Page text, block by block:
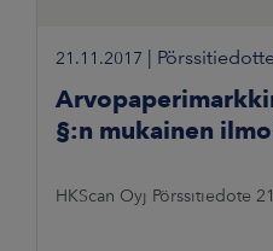
21.11.2017
§:n mukainen
HKScan Oyj Pörssitiedote